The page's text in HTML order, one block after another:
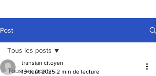
Post
Tous les posts
Tous les posts
transian citoyen
15 août 2025 2 min de lecture